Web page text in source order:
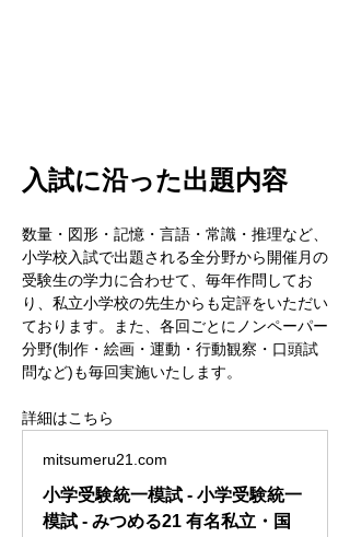
入試に沿った出題内容
数量・図形・記憶・言語・常識・推理など、
小学校入試で出題される全分野から開催月の
受験生の学力に合わせて、毎年作問してお
り、私立小学校の先生からも定評をいただい
ております。また、各回ごとにノンペーパー
分野(制作・絵画・運動・行動観察・口頭試
問など)も毎回実施いたします。
詳細はこちら
mitsumeru21.com
小学受験統一模試 - 小学受験統一
模試 - みつめる21 有名私立・国